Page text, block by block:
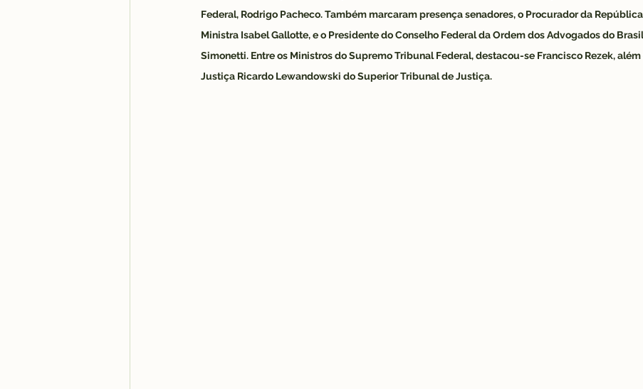
Federal, Rodrigo Pacheco. Também marcaram presença senadores, o Procurador da
Ministra Isabel Gallotte, e o Presidente do Conselho Federal da Ordem dos Advogados do
Simonetti. Entre os Ministros do Supremo Tribunal Federal, destacou-se Francisco Rezek,
Justiça Ricardo Lewandowski do Superior Tribunal de Justiça.